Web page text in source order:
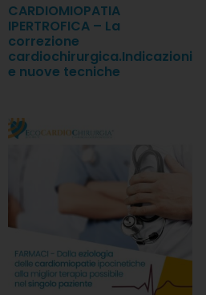
CARDIOMIOPATIA
IPERTROFICA – La
correzione
cardiochirurgica.Indicazioni
e nuove tecniche